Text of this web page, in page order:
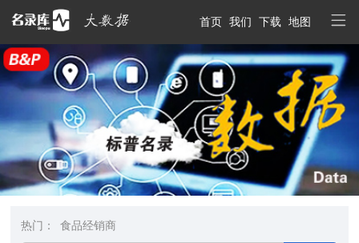
首页 我们 下载 地图
热门： 食品经销商